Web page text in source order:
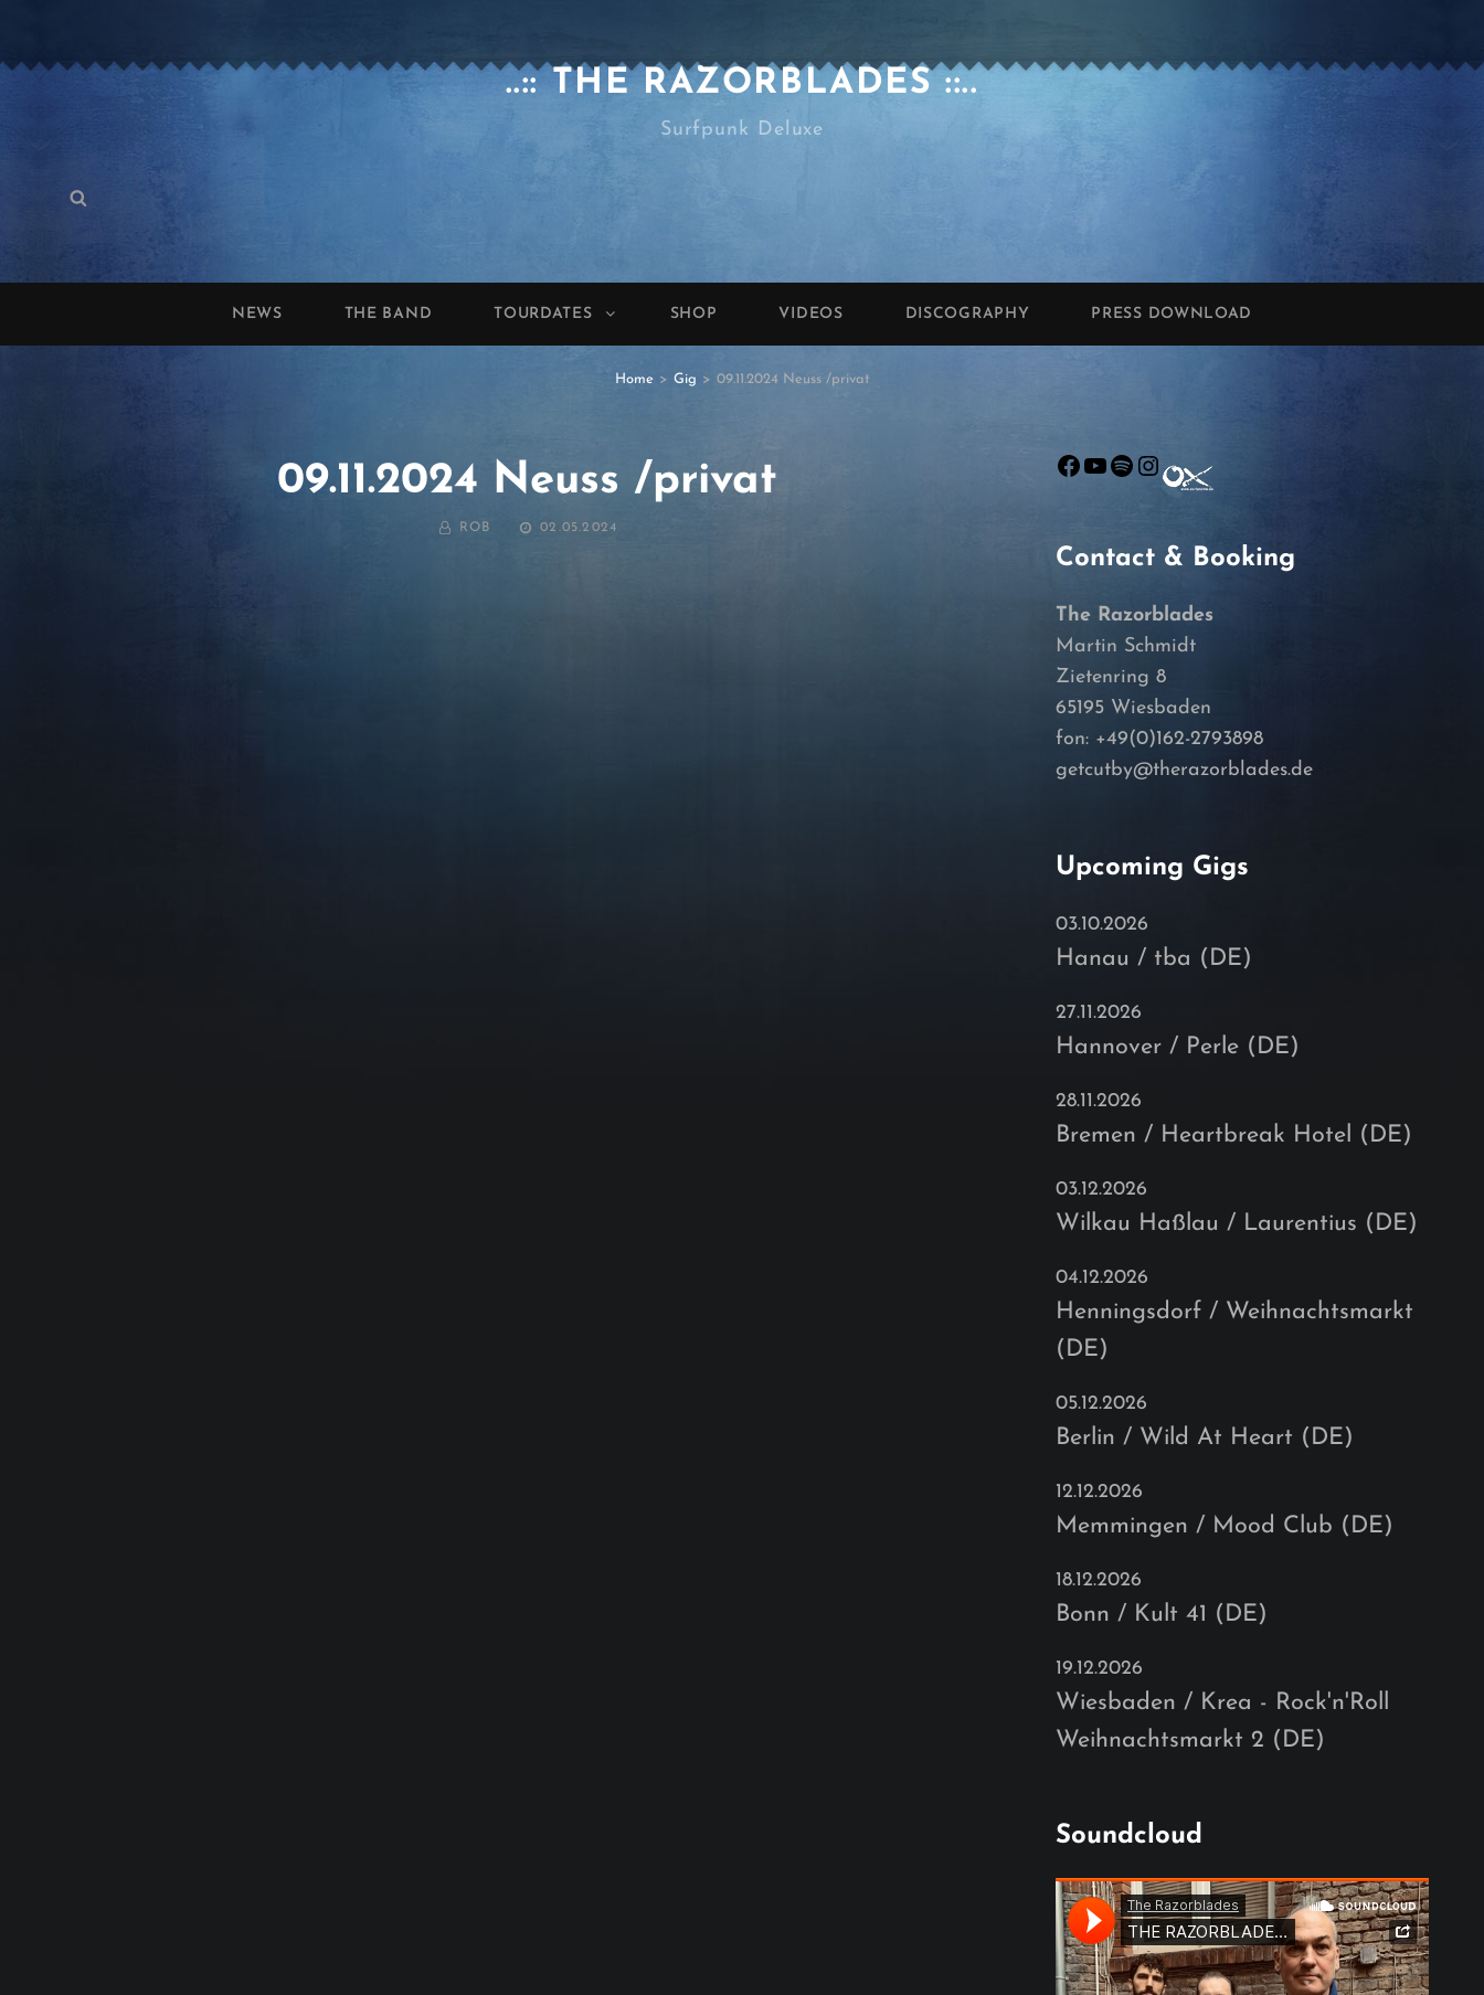
..:: THE RAZORBLADES ::..
Surfpunk Deluxe
Search
NEWS THE BAND TOURDATES SHOP VIDEOS DISCOGRAPHY PRESS DOWNLOAD
Home > Gig > 09.11.2024 Neuss /privat
09.11.2024 Neuss /privat
BY ROB
POSTED
02.05.2024
Facebook
YouTube
Spotify
Instagram
Contact & Booking
The Razorblades
Martin Schmidt
Zietenring 8
65195 Wiesbaden
fon: +49(0)162-2793898
getcutby@therazorblades.de
Upcoming Gigs
03.10.2026
Hanau / tba (DE)
27.11.2026
Hannover / Perle (DE)
28.11.2026
Bremen / Heartbreak Hotel (DE)
03.12.2026
Wilkau Haßlau / Laurentius (DE)
04.12.2026
Henningsdorf / Weihnachtsmarkt
(DE)
05.12.2026
Berlin / Wild At Heart (DE)
12.12.2026
Memmingen / Mood Club (DE)
18.12.2026
Bonn / Kult 41 (DE)
19.12.2026
Wiesbaden / Krea - Rock'n'Roll
Weihnachtsmarkt 2 (DE)
Soundcloud